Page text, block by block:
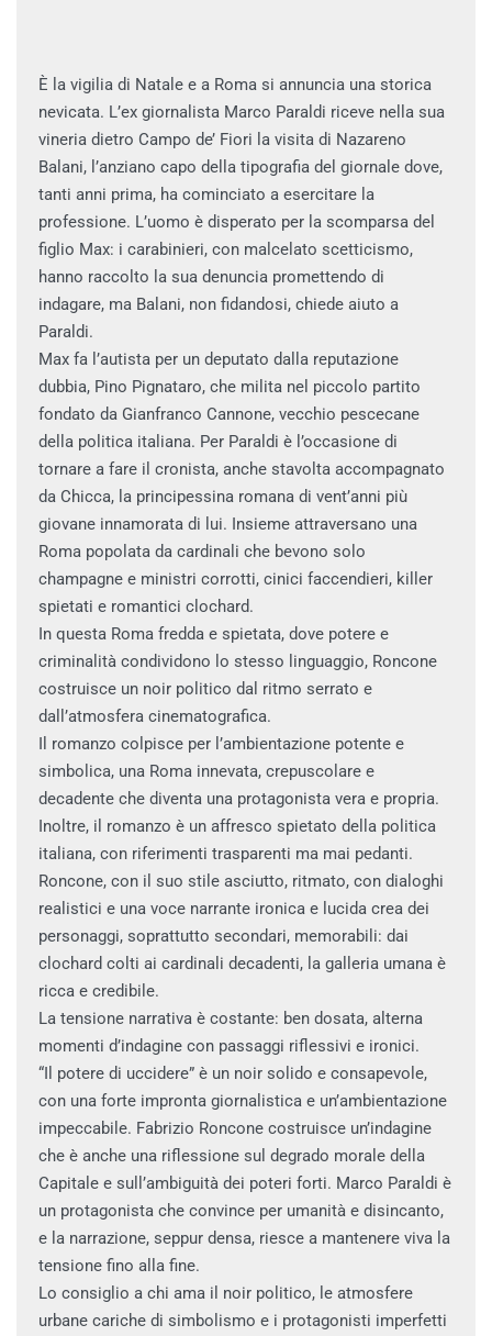
È la vigilia di Natale e a Roma si annuncia una storica
nevicata. L’ex giornalista Marco Paraldi riceve nella sua
vineria dietro Campo de’ Fiori la visita di Nazareno
Balani, l’anziano capo della tipografia del giornale dove,
tanti anni prima, ha cominciato a esercitare la
professione. L’uomo è disperato per la scomparsa del
figlio Max: i carabinieri, con malcelato scetticismo,
hanno raccolto la sua denuncia promettendo di
indagare, ma Balani, non fidandosi, chiede aiuto a
Paraldi.
Max fa l’autista per un deputato dalla reputazione
dubbia, Pino Pignataro, che milita nel piccolo partito
fondato da Gianfranco Cannone, vecchio pescecane
della politica italiana. Per Paraldi è l’occasione di
tornare a fare il cronista, anche stavolta accompagnato
da Chicca, la principessina romana di vent’anni più
giovane innamorata di lui. Insieme attraversano una
Roma popolata da cardinali che bevono solo
champagne e ministri corrotti, cinici faccendieri, killer
spietati e romantici clochard.
In questa Roma fredda e spietata, dove potere e
criminalità condividono lo stesso linguaggio, Roncone
costruisce un noir politico dal ritmo serrato e
dall’atmosfera cinematografica.
Il romanzo colpisce per l’ambientazione potente e
simbolica, una Roma innevata, crepuscolare e
decadente che diventa una protagonista vera e propria.
Inoltre, il romanzo è un affresco spietato della politica
italiana, con riferimenti trasparenti ma mai pedanti.
Roncone, con il suo stile asciutto, ritmato, con dialoghi
realistici e una voce narrante ironica e lucida crea dei
personaggi, soprattutto secondari, memorabili: dai
clochard colti ai cardinali decadenti, la galleria umana è
ricca e credibile.
La tensione narrativa è costante: ben dosata, alterna
momenti d’indagine con passaggi riflessivi e ironici.
“Il potere di uccidere” è un noir solido e consapevole,
con una forte impronta giornalistica e un’ambientazione
impeccabile. Fabrizio Roncone costruisce un’indagine
che è anche una riflessione sul degrado morale della
Capitale e sull’ambiguità dei poteri forti. Marco Paraldi è
un protagonista che convince per umanità e disincanto,
e la narrazione, seppur densa, riesce a mantenere viva la
tensione fino alla fine.
Lo consiglio a chi ama il noir politico, le atmosfere
urbane cariche di simbolismo e i protagonisti imperfetti